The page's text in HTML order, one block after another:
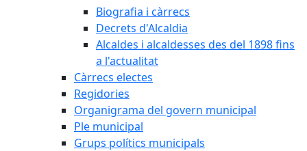
Biografia i càrrecs
Decrets d'Alcaldia
Alcaldes i alcaldesses des del 1898 fins
a l'actualitat
Càrrecs electes
Regidories
Organigrama del govern municipal
Ple municipal
Grups polítics municipals